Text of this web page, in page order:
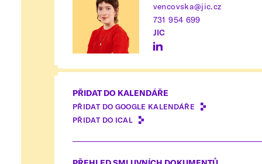
vencovska@jic.cz
731 954 699
JIC
PŘIDAT DO KALENDÁŘE
PŘIDAT DO GOOGLE KALENDÁŘE
PŘIDAT DO ICAL